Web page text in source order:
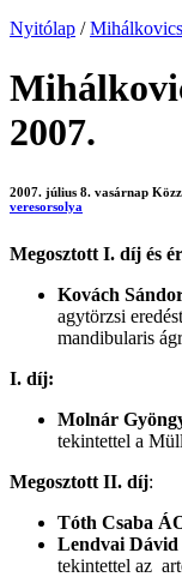
Nyitólap /
2007.
2007. július 8. vasárnap
veresorsolya
Megosztott I. díj és
Kovách
agytörzsi
mandibularis
I. díj:
Molnár
tekintettel a
Megosztott II. díj:
Tóth Csaba
Lendvai Dávid
tekintettel az